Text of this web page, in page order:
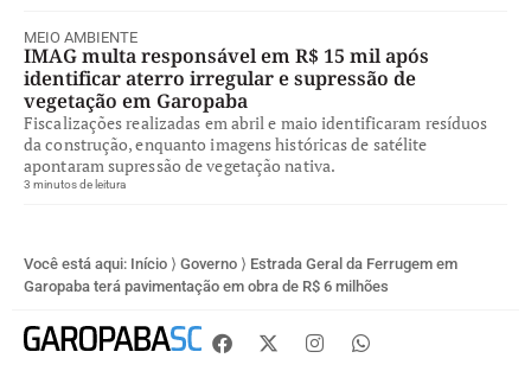
MEIO AMBIENTE
IMAG multa responsável em R$ 15 mil após
identificar aterro irregular e supressão de
vegetação em Garopaba
Fiscalizações realizadas em abril e maio identificaram resíduos
da construção, enquanto imagens históricas de satélite
apontaram supressão de vegetação nativa.
3 minutos de leitura
Você está aqui: Início ⟩ Governo ⟩ Estrada Geral da Ferrugem em
Garopaba terá pavimentação em obra de R$ 6 milhões